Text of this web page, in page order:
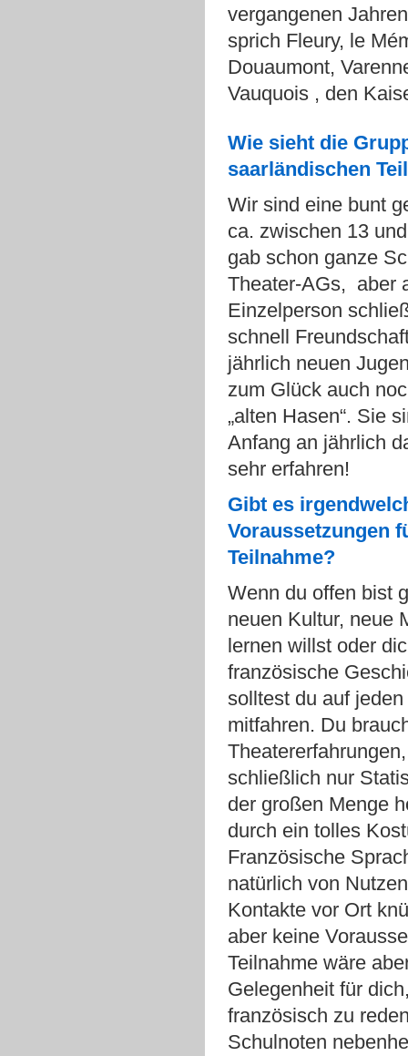
vergangenen
sprich Fleury, le
Douaumont,
Vauquois , den
Wie sieht die
saarländischen
Wir sind eine bunt
ca. zwischen 13
gab schon ganze
Theater-AGs, aber
Einzelperson
schnell
jährlich neuen
zum Glück auch
„alten Hasen“. Sie
Anfang an jährlich
sehr erfahren!
Gibt es
Voraussetzungen
Teilnahme?
Wenn du offen bist
neuen Kultur, neue
lernen willst oder
französische
solltest du auf
mitfahren. Du
schließlich nur
der großen Menge
durch ein tolles
Französische
natürlich von
Kontakte vor Ort
aber keine
Teilnahme wäre
Gelegenheit für
französisch zu
Schulnoten